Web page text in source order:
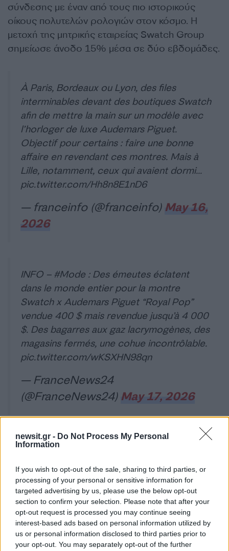
newsit.gr - Do Not Process My Personal
Information
If you wish to opt-out of the sale, sharing to third parties, or
processing of your personal or sensitive information for
targeted advertising by us, please use the below opt-out
section to confirm your selection. Please note that after your
opt-out request is processed you may continue seeing
interest-based ads based on personal information utilized by
us or personal information disclosed to third parties prior to
your opt-out. You may separately opt-out of the further
σύνδεσης με έναν από τους πιο ιστορικούς
οίκους πολυτελών ρολογιών στον κόσμο. Η
μετοχή της μητρικής εταιρείας Swatch Group
σημείωσε άνοδο 15% μέσα σε δύο εβδομάδες.
À Paris, Bordeaux ou Lyon, des files
interminables devant des boutiques Swatch
afin de mettre la main sur un modèle avec
l’horloger de luxe Audemars Piguet.
Objectif pour certains : faire une bonne
affaire en revendant ces montres. Mais à
Lille, notamment, ceux qui avaient dormi…
pic.twitter.com/Hh8n8E1nD6
— franceinfo (@franceinfo) May 16,
2026
INFO – #Mode : Des émeutes éclatent
dans le monde entier pour la montre
Swatch x Audemars Piguet “Royal Pop”
vendue 400 $ mais revendue jusqu’à 4 000
$. Des bagarres aux gaz lacrymogènes, des
magasins fermés, une cohue incontrôlable.
pic.twitter.com/wKSXHN98qn
— FranceNews24
(@FranceNews24) May 17, 2026
Shoppers brawled outside a Swatch store
collaboration with luxury watchmaker
Audemars Piguet.
The watch sells for £335 retail, but some
have been seen put up for resale online for
up to £16,000.